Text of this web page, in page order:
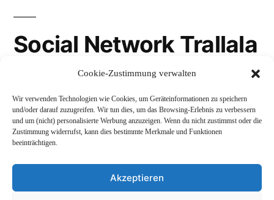
Cookie-Zustimmung verwalten
Wir verwenden Technologien wie Cookies, um Geräteinformationen zu speichern
und/oder darauf zuzugreifen. Wir tun dies, um das Browsing-Erlebnis zu verbessern
und um (nicht) personalisierte Werbung anzuzeigen. Wenn du nicht zustimmst oder die
Zustimmung widerrufst, kann dies bestimmte Merkmale und Funktionen
beeinträchtigen.
Akzeptieren
Social Network Trallala
LinkedIn
Mastodon